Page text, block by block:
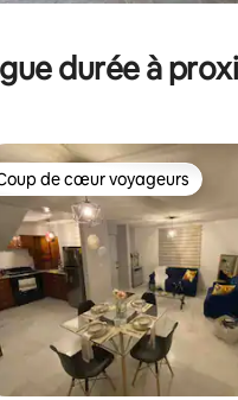
durée à
de cœur voyageurs
de cœur voyageurs